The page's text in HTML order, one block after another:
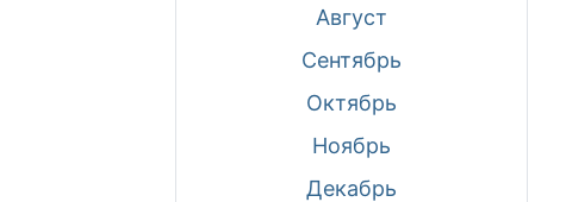
Август
Сентябрь
Октябрь
Ноябрь
Декабрь